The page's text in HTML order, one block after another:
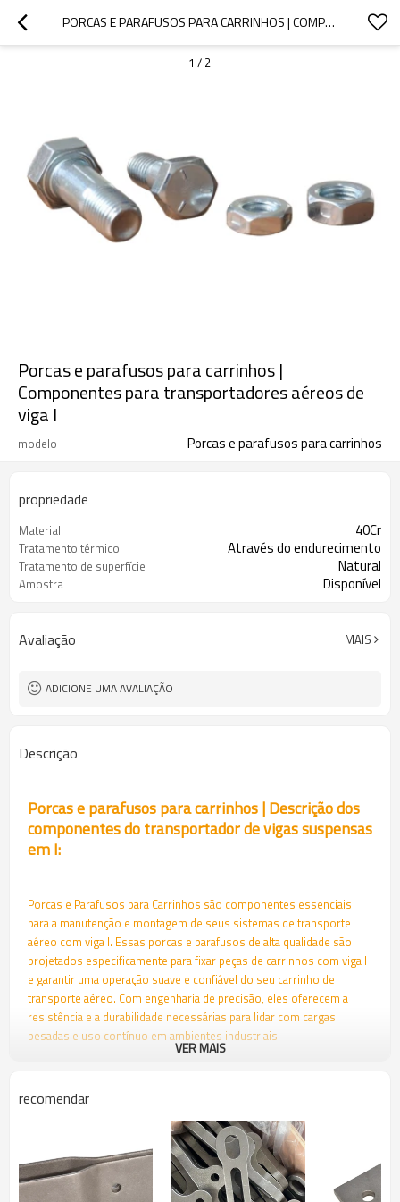
PORCAS E PARAFUSOS PARA CARRINHOS | COMPONENTES PARA TRANSPORTADORES AÉREOS DE VIGA I
1 / 2
Porcas e parafusos para carrinhos |
Componentes para transportadores aéreos de
viga I
modelo Porcas e parafusos para carrinhos
propriedade
Material 40Cr
Tratamento térmico Através do endurecimento
Tratamento de superfície Natural
Amostra Disponível
Avaliação MAIS
ADICIONE UMA AVALIAÇÃO
Descrição
Porcas e parafusos para carrinhos | Descrição dos
componentes do transportador de vigas suspensas
em I:
Porcas e Parafusos para Carrinhos são componentes essenciais
para a manutenção e montagem de seus sistemas de transporte
aéreo com viga I. Essas porcas e parafusos de alta qualidade são
projetados especificamente para fixar peças de carrinhos com viga I
e garantir uma operação suave e confiável do seu carrinho de
transporte aéreo. Com engenharia de precisão, eles oferecem a
resistência e a durabilidade necessárias para lidar com cargas
pesadas e uso contínuo em ambientes industriais.
as Porcas e Parafusos para Carrinhos desempenham um papel
para fixar com segurança diversos acessórios para carrinhos
transportadores, garantindo que todas as peças estejam
firmemente conectadas e funcionem com eficiência. Seja para a
instalação de um novo sistema ou para a manutenção, as Porcas e
VER MAIS
recomendar